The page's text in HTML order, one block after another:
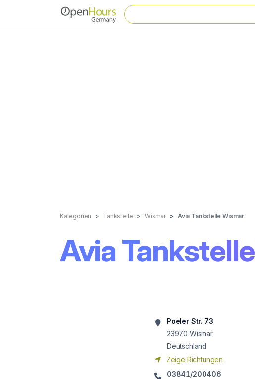
Kategorien Tankstelle Wismar Avia Tankstelle Wismar
Avia
Poeler Str. 73
23970 Wismar
Deutschland
Zeige Richtungen
03841/200406